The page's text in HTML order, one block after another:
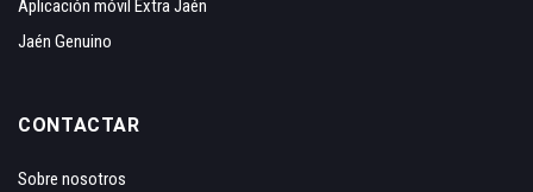
Aplicación móvil Extra Jaén
Jaén Genuino
CONTACTAR
Sobre nosotros